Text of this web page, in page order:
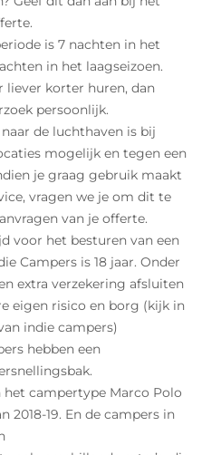
is 7 nachten in het
in het laagseizoen.
liever korter huren, dan
persoonlijk.
de luchthaven is bij
mogelijk en tegen een
je graag gebruik maakt
vragen we je om dit te
van je offerte.
voor het besturen van een
Campers is 18 jaar. Onder
extra verzekering afsluiten
eigen risico en borg (kijk in
indie campers)
hebben een
campertype Marco Polo
2018-19. En de campers in